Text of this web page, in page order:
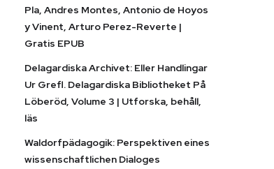
Pla, Andres Montes, Antonio de Hoyos
y Vinent, Arturo Perez-Reverte |
Gratis EPUB
Delagardiska Archivet: Eller Handlingar
Ur Grefl. Delagardiska Bibliotheket På
Löberöd, Volume 3 | Utforska, behåll,
läs
Waldorfpädagogik: Perspektiven eines
wissenschaftlichen Dialoges